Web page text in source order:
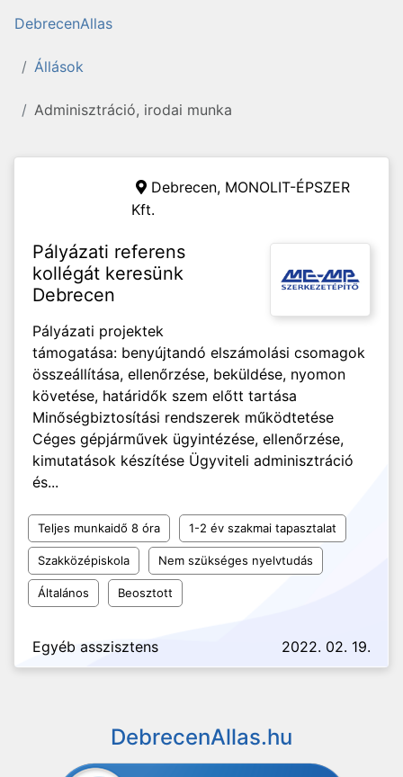
DebrecenAllas
Állások
Adminisztráció, irodai munka
Debrecen, MONOLIT-ÉPSZER
Kft.
Pályázati referens
kollégát keresünk
Debrecen
Pályázati projektek
támogatása: benyújtandó elszámolási csomagok
összeállítása, ellenőrzése, beküldése, nyomon
követése, határidők szem előtt tartása
Minőségbiztosítási rendszerek működtetése
Céges gépjárművek ügyintézése, ellenőrzése,
kimutatások készítése Ügyviteli adminisztráció
és...
Teljes munkaidő 8 óra 1-2 év szakmai tapasztalat
Szakközépiskola Nem szükséges nyelvtudás
Általános Beosztott
Egyéb asszisztens 2022. 02. 19.
DebrecenAllas.hu